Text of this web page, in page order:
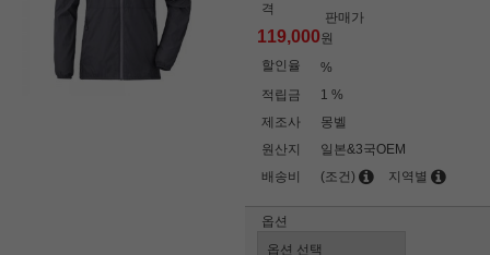
격
판매가
119,000원
할인율
%
적립금
1 %
제조사
몽벨
원산지
일본&3국OEM
배송비
(조건) 지역별
옵션